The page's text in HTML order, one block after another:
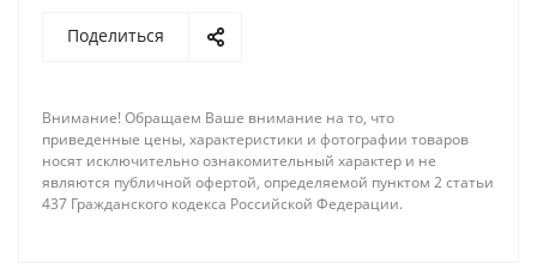
Поделиться
Внимание! Обращаем Ваше внимание на то, что
приведенные цены, характеристики и фотографии товаров
носят исключительно ознакомительный характер и не
являются публичной офертой, определяемой пунктом 2 статьи
437 Гражданского кодекса Российской Федерации.